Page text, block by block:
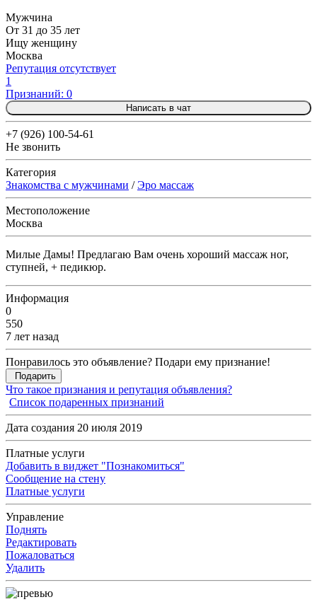
Мужчина
От 31 до 35 лет
Ищу женщину
Москва
Репутация отсутствует
1
Признаний: 0
Написать в чат
+7 (926) 100-54-61
Не звонить
Категория
Знакомства с мужчинами /Эро массаж
Местоположение
Москва
Милые Дамы! Предлагаю Вам очень хороший массаж ног,
ступней, + педикюр.
Информация
0
550
7 лет назад
Понравилось это объявление? Подари ему признание!
Подарить
Что такое признания и репутация объявления?
Список подаренных признаний
Дата создания 20 июля 2019
Платные услуги
Добавить в виджет "Познакомиться"
Сообщение на стену
Платные услуги
Управление
Поднять
Редактировать
Пожаловаться
Удалить